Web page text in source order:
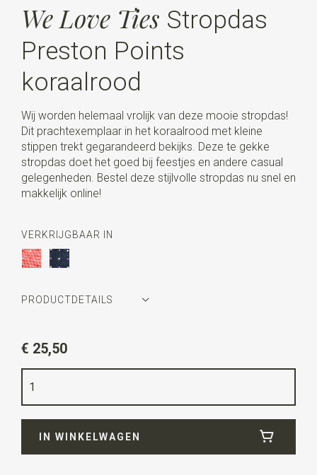
We Love Ties Stropdas
Preston Points
koraalrood
Wij worden helemaal vrolijk van deze mooie stropdas!
Dit prachtexemplaar in het koraalrood met kleine
stippen trekt gegarandeerd bekijks. Deze te gekke
stropdas doet het goed bij feestjes en andere casual
gelegenheden. Bestel deze stijlvolle stropdas nu snel en
makkelijk online!
VERKRIJGBAAR IN
PRODUCTDETAILS
koraalrood
Kwaliteit
Lengteca. 142 cm
€ 25,50
IN WINKELWAGEN